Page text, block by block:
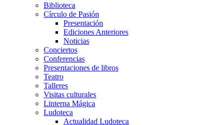
Biblioteca
Círculo de Pasión
Presentación
Ediciones Anteriores
Noticias
Conciertos
Conferencias
Presentaciones de libros
Teatro
Talleres
Visitas culturales
Linterna Mágica
Ludoteca
Actualidad Ludoteca